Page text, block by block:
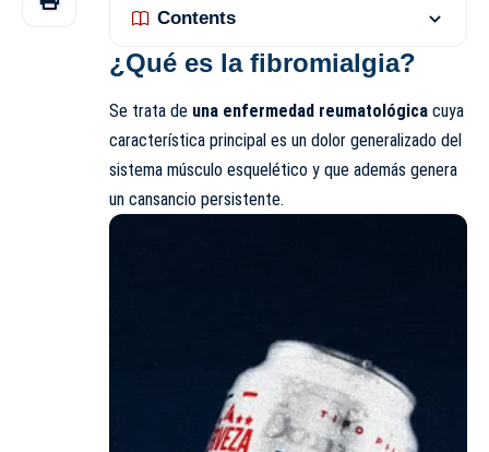
Contents
¿Qué es la fibromialgia?
Se trata de una enfermedad reumatológica cuya
característica principal es un dolor generalizado del
sistema músculo esquelético y que además genera
un cansancio persistente.